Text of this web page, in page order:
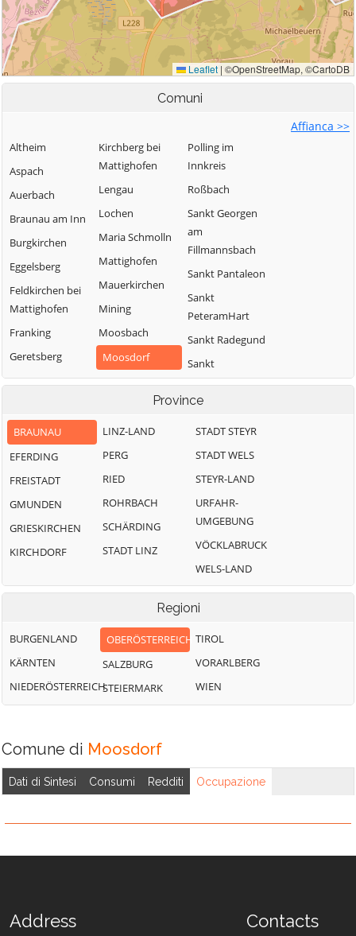
Comuni
Affianca >>
Altheim
Aspach
Auerbach
Braunau am Inn
Burgkirchen
Eggelsberg
Feldkirchen bei
Mattighofen
Franking
Geretsberg
Gilgenberg am
Haigermoos
Handenberg
Uttendorf
Hochburg-Ach
Höhnhart
Jeging
Kirchberg bei
Mattighofen
Lengau
Lochen
Maria Schmolln
Mattighofen
Mauerkirchen
Mining
Moosbach
Moosdorf
Munderfing
Neukirchen an
Polling im
Innkreis
Roßbach
Sankt Georgen
am
Fillmannsbach
Sankt Pantaleon
Sankt
PeteramHart
Sankt Radegund
Sankt
VeitimInnkreis
SanktJohann am
Treubach
Weng im Innkreis
Province
BRAUNAU
EFERDING
FREISTADT
GMUNDEN
GRIESKIRCHEN
KIRCHDORF
LINZ-LAND
PERG
RIED
ROHRBACH
SCHÄRDING
STADT LINZ
STADT STEYR
STADT WELS
STEYR-LAND
URFAHR-
UMGEBUNG
VÖCKLABRUCK
WELS-LAND
Regioni
BURGENLAND
KÄRNTEN
NIEDERÖSTERREICH
OBERÖSTERREICH
SALZBURG
STEIERMARK
TIROL
VORARLBERG
WIEN
Comune di Moosdorf
Dati di Sintesi Consumi Redditi Occupazione
Address Contacts